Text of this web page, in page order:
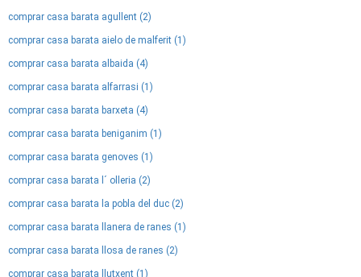
comprar casa barata agullent (2)
comprar casa barata aielo de malferit (1)
comprar casa barata albaida (4)
comprar casa barata alfarrasi (1)
comprar casa barata barxeta (4)
comprar casa barata beniganim (1)
comprar casa barata genoves (1)
comprar casa barata l´ olleria (2)
comprar casa barata la pobla del duc (2)
comprar casa barata llanera de ranes (1)
comprar casa barata llosa de ranes (2)
comprar casa barata llutxent (1)